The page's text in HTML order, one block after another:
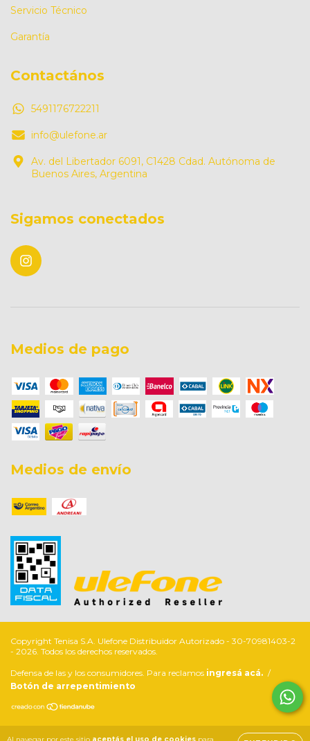
Al navegar por este sitio aceptás el uso de cookies para
Servicio Técnico
Garantía
Contactános
5491176722211
info@ulefone.ar
Av. del Libertador 6091, C1428 Cdad. Autónoma de
Buenos Aires, Argentina
Sigamos conectados
Medios de pago
Medios de envío
Defensa de las y los consumidores. Para reclamos ingresá acá. /
Botón de arrepentimiento